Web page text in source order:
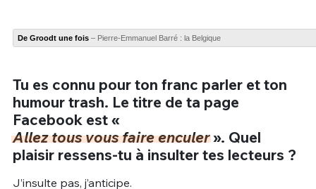
De Groodt une fois– Pierre-Emmanuel Barré : la Belgique
Tu es connu pour ton franc parler et ton
humour trash. Le titre de ta page
Facebook est «
Allez tous vous faire enculer». Quel
plaisir ressens-tu à insulter tes lecteurs ?
J’insulte pas, j’anticipe.